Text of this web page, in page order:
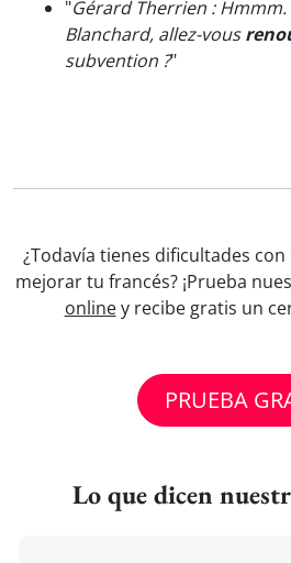
"Gérard Therrien :
Blanchard, allez-vous
subvention ?"
¿Todavía tienes dificultades
mejorar tu francés? ¡Prueba
onliney recibe gratis un
PRUEBA
Lo que dicen